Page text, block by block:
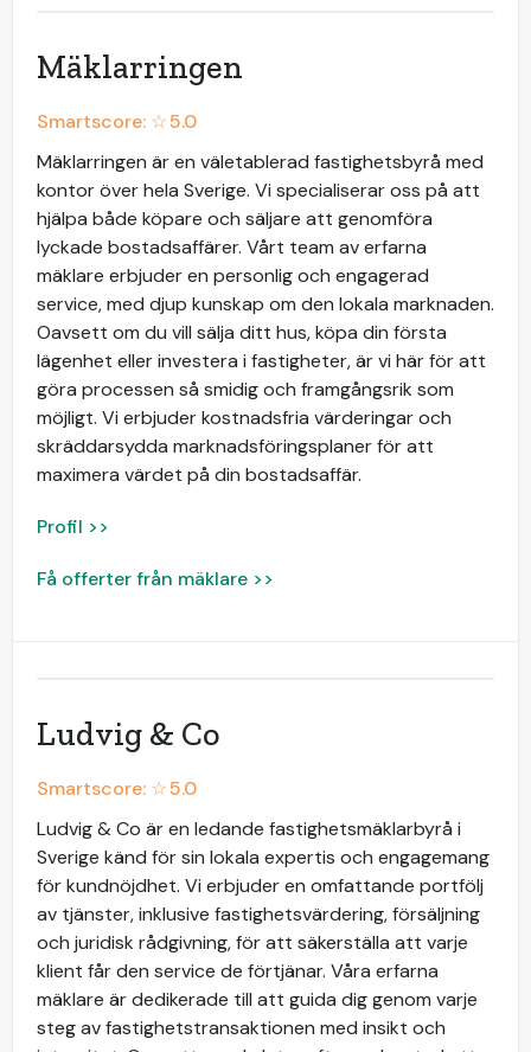
Mäklarringen
Smartscore: ☆5.0
Mäklarringen är en väletablerad fastighetsbyrå med
kontor över hela Sverige. Vi specialiserar oss på att
hjälpa både köpare och säljare att genomföra
lyckade bostadsaffärer. Vårt team av erfarna
mäklare erbjuder en personlig och engagerad
service, med djup kunskap om den lokala marknaden.
Oavsett om du vill sälja ditt hus, köpa din första
lägenhet eller investera i fastigheter, är vi här för att
göra processen så smidig och framgångsrik som
möjligt. Vi erbjuder kostnadsfria värderingar och
skräddarsydda marknadsföringsplaner för att
maximera värdet på din bostadsaffär.
Profil >>
Få offerter från mäklare >>
Ludvig & Co
Smartscore: ☆5.0
Ludvig & Co är en ledande fastighetsmäklarbyrå i
Sverige känd för sin lokala expertis och engagemang
för kundnöjdhet. Vi erbjuder en omfattande portfölj
av tjänster, inklusive fastighetsvärdering, försäljning
och juridisk rådgivning, för att säkerställa att varje
klient får den service de förtjänar. Våra erfarna
mäklare är dedikerade till att guida dig genom varje
steg av fastighetstransaktionen med insikt och